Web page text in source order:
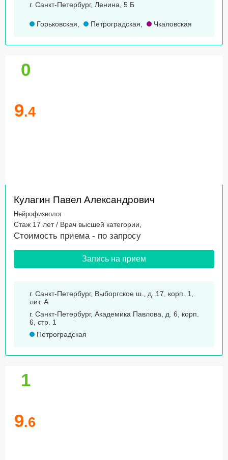
г. Санкт-Петербург, Ленина, 5 Б
Горьковская, Петроградская, Чкаловская
0
9.4
Кулагин Павел Александрович
Нейрофизиолог
Стаж 17 лет / Врач высшей категории,
Стоимость приема - по запросу
Запись на прием
г. Санкт-Петербург, Выборгское ш., д. 17, корп. 1,
лит. А
г. Санкт-Петербург, Академика Павлова, д. 6, корп.
6, стр. 1
Петроградская
1
9.6